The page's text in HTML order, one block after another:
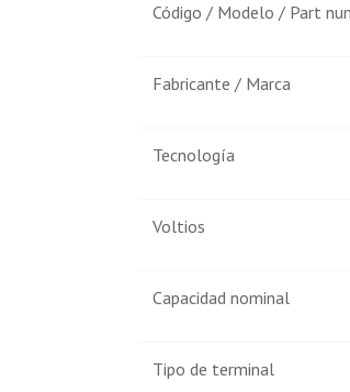
Código / Modelo / Part
Fabricante / Marca
Tecnología
Voltios
Capacidad nominal
Tipo de terminal